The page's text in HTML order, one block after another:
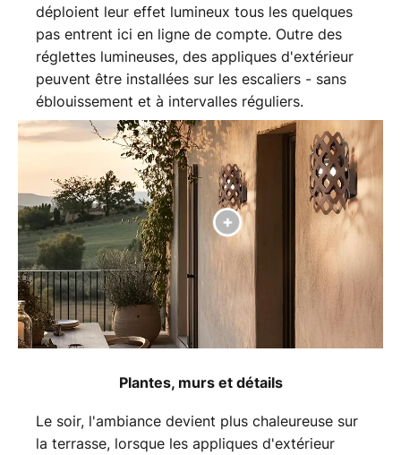
déploient leur effet lumineux tous les quelques
pas entrent ici en ligne de compte. Outre des
réglettes lumineuses, des appliques d'extérieur
peuvent être installées sur les escaliers - sans
éblouissement et à intervalles réguliers.
Plantes, murs et détails
Le soir, l'ambiance devient plus chaleureuse sur
la terrasse, lorsque les appliques d'extérieur